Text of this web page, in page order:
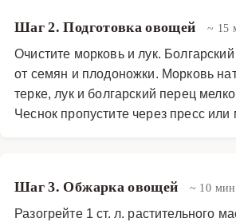
Шаг 2. Подготовка овощей ~ 15
Очистите морковь и лук.
от семян и плодоножки. Морковь
терке, лук и болгарский перец
Чеснок пропустите через пресс или
Шаг 3. Обжарка овощей ~ 10 мин
Разогрейте 1 ст. л. растительного